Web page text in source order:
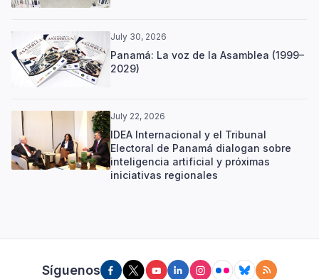
July 30, 2026
Panamá: La voz de la Asamblea (1999–
2029)
July 22, 2026
IDEA Internacional y el Tribunal
Electoral de Panamá dialogan sobre
inteligencia artificial y próximas
iniciativas regionales
Síguenos